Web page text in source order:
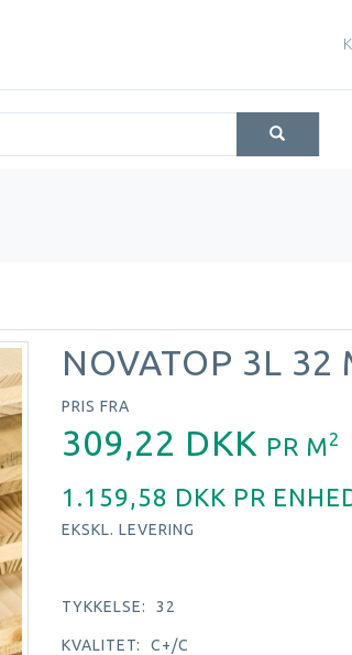
NOVATOP 3L 32
PRIS FRA
309,22 DKK PR M2
1.159,58 DKK PR
EKSKL. LEVERING
TYKKELSE: 32
KVALITET: C+/C